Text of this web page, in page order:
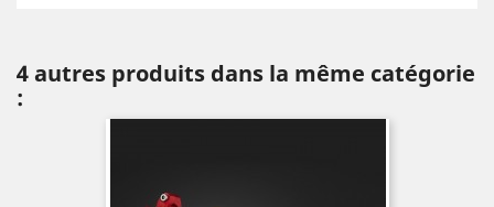
4 autres produits dans la même catégorie
: